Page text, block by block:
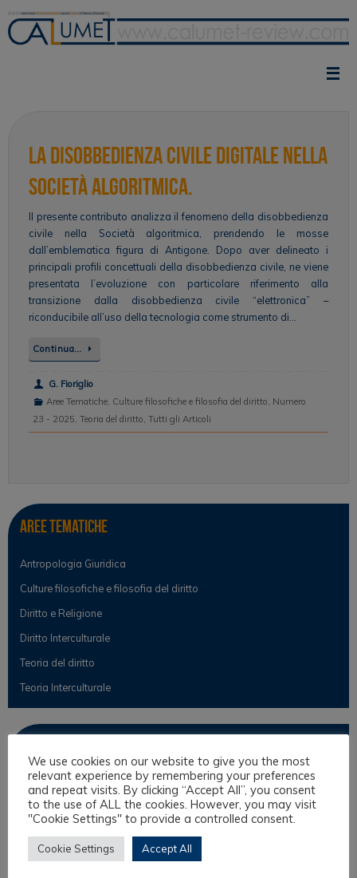
contenuto
La disobbedienza civile digitale nella
Società algoritmica.
Il presente contributo analizza il fenomeno della disobbedienza
civile nella Società algoritmica, prendendo le mosse
dall’emblematica figura di Antigone. Dopo aver delineato i
principali profili concettuali della disobbedienza civile, ne viene
presentata l’evoluzione con particolare riferimento alla
transizione dalla disobbedienza civile “elettronica” –
riconducibile all’uso della tecnologia come strumento di…
Continua…
G. Fioriglio
Aree Tematiche, Culture filosofiche e filosofia del diritto, Numero
23 - 2025, Teoria del diritto, Tutti gli Articoli
Aree tematiche
Antropologia Giuridica
Culture filosofiche e filosofia del diritto
Diritto e Religione
Diritto Interculturale
Teoria del diritto
Teoria Interculturale
Notizie
Osservatorio Scientifico
Post Recenti
We use cookies on our website to give you the most
relevant experience by remembering your preferences
and repeat visits. By clicking “Accept All”, you consent
to the use of ALL the cookies. However, you may visit
"Cookie Settings" to provide a controlled consent.
Cookie Settings Accept All